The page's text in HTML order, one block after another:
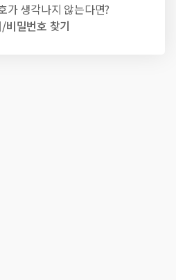
가 생각나지 않는다면?
비밀번호 찾기